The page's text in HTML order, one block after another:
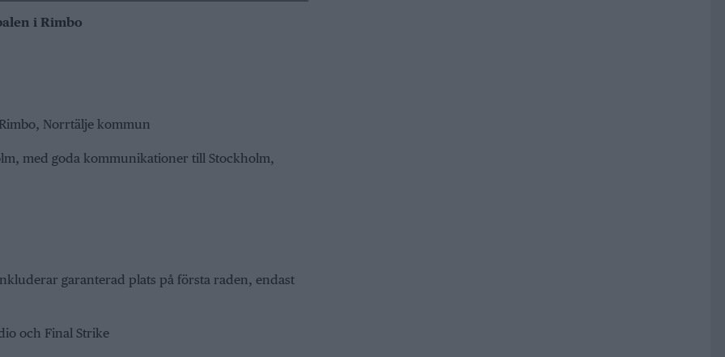
i Rimbo
Norrtälje kommun
med goda kommunikationer till Stockholm,
garanterad plats på första raden, endast
och Final Strike